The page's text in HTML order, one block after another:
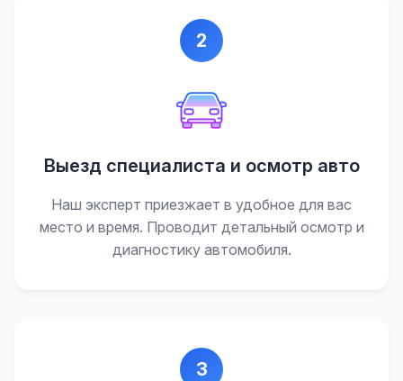
2
Выезд специалиста и осмотр авто
Наш эксперт приезжает в удобное для вас
место и время. Проводит детальный осмотр и
диагностику автомобиля.
3